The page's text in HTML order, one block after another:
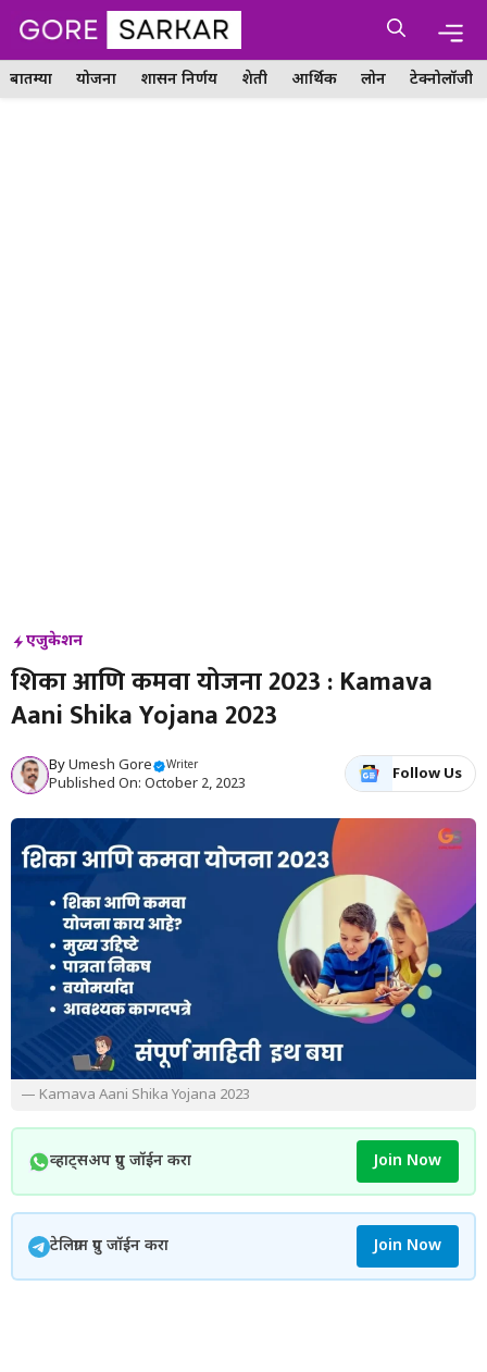
Skip
content
बातम्या योजना शासन निर्णय शेती आर्थिक लोन टेक्नोलॉजी
एजुकेशन
शिका आणि कमवा योजना 2023 : Kamava
Aani Shika Yojana 2023
ByUmesh Gore Writer
Published On: October 2, 2023
Follow Us
— Kamava Aani Shika Yojana 2023
व्हाट्सअप ग्रुप जॉईन करा Join Now
टेलिग्राम ग्रुप जॉईन करा Join Now